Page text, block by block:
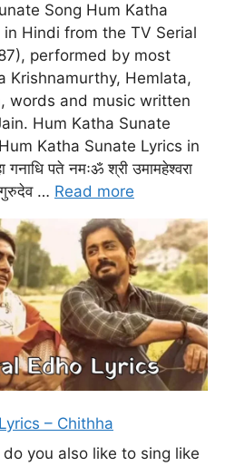
Song Hum Katha
in Hindi from the TV Serial
performed by most
Krishnamurthy, Hemlata,
words and music written
Hum Katha Sunate
Katha Sunate Lyrics in
पते नमःॐ श्री उमामहेश्वरा
गुरुदेव … Read more
– Chithha
you also like to sing like